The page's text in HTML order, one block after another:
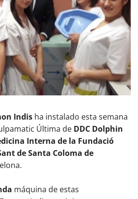
Indis ha instalado esta semana
Última de DDC Dolphin
Interna de la Fundació
de Santa Coloma de
máquina de estas